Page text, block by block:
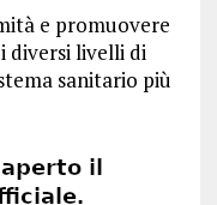
e promuovere
diversi livelli di
sanitario più